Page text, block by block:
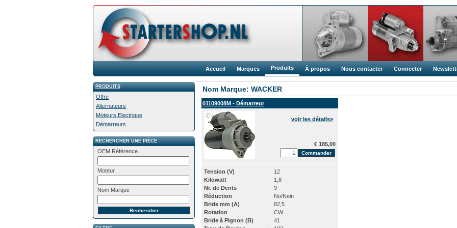
Accueil Marques Produits À propos Nous contacter Connecter
PRODUITS
Offre
Alternateurs
Moteurs Electrique
Démarreurs
RECHERCHER UNE PIÈCE
OEM Référence.
Moteur
Nom Marque
Nom Marque: WACKER
01109008M - Démarreur
voir les détails»
€ 185,00
Tension (V) :
12
Kilowatt
:
1,8
Nr. de Dents
:
9
Réduction
:
No/Nein
Bride mm (A)
:
82,5
Rotation
:
CW
Bride à Pignon (B)
:
41